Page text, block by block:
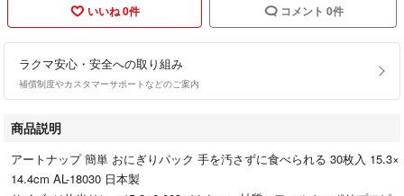
いいね 0件 コメント 0件
ラクマ安心・安全への取り組み
補償制度やカスタマーサポートなどのご案内
商品説明
アートナップ 簡単 おにぎりパック 手を汚さずに食べられる 30枚入 15.3×
14.4cm AL-18030 日本製